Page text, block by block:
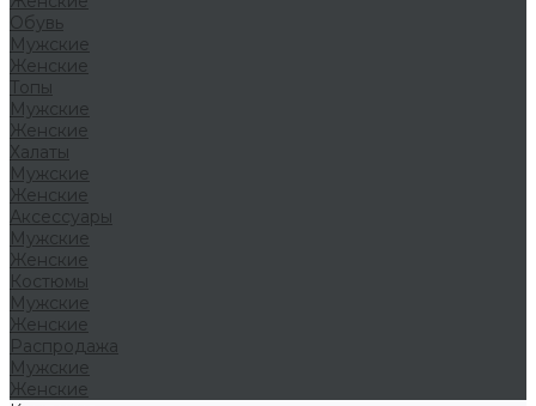
Обувь
Мужские
Женские
Топы
Мужские
Женские
Халаты
Мужские
Женские
Аксессуары
Мужские
Женские
Костюмы
Мужские
Женские
Распродажа
Мужские
Женские